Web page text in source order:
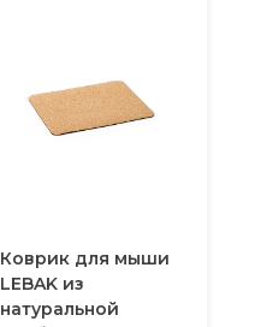
Коврик для мыши
LEBAK из
натуральной